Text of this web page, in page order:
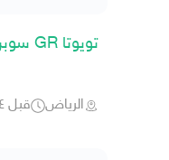
تويوتا GR سوبرا 2024 تيربو بودي وكاله عداد قليل
الرياض قبل ٤ أيام